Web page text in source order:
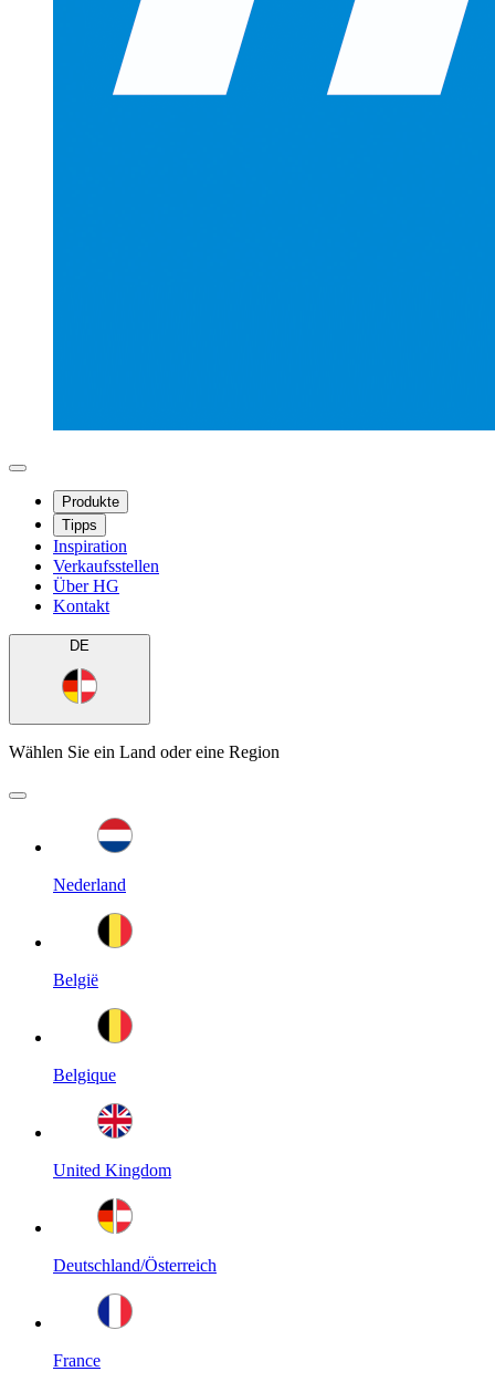
Produkte
Tipps
Inspiration
Verkaufsstellen
Über HG
Kontakt
DE
Wählen Sie ein Land oder eine Region
Nederland
België
Belgique
United Kingdom
Deutschland/Österreich
France